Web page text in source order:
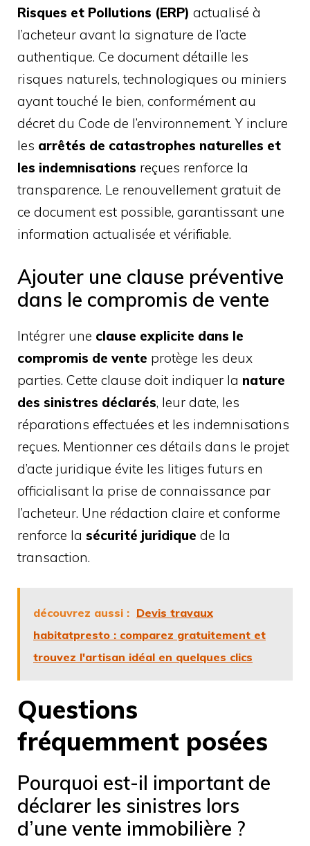
Risques et Pollutions (ERP) actualisé à
l’acheteur avant la signature de l’acte
authentique. Ce document détaille les
risques naturels, technologiques ou miniers
ayant touché le bien, conformément au
décret du Code de l’environnement. Y inclure
les arrêtés de catastrophes naturelles et
les indemnisations reçues renforce la
transparence. Le renouvellement gratuit de
ce document est possible, garantissant une
information actualisée et vérifiable.
Ajouter une clause préventive
dans le compromis de vente
Intégrer une clause explicite dans le
compromis de vente protège les deux
parties. Cette clause doit indiquer la nature
des sinistres déclarés, leur date, les
réparations effectuées et les indemnisations
reçues. Mentionner ces détails dans le projet
d’acte juridique évite les litiges futurs en
officialisant la prise de connaissance par
l’acheteur. Une rédaction claire et conforme
renforce la sécurité juridique de la
transaction.
découvrez aussi : Devis travaux
habitatpresto : comparez gratuitement et
trouvez l'artisan idéal en quelques clics
Questions
fréquemment posées
Pourquoi est-il important de
déclarer les sinistres lors
d’une vente immobilière ?